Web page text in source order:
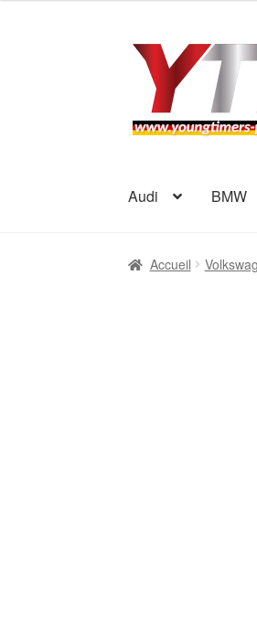
Aller
navigation
Aller
contenu
Audi BMW
Accueil